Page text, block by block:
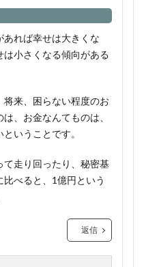
れば幸せは大きくな
は小さくなる傾向がある
来、困らない程度のお
、お金なんてものは、
いうことです。
走り回ったり、秘密基
べると、1億円という
返信